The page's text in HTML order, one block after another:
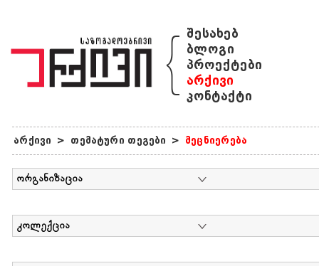
{ შესახებ
ბლოგი
პროექტები
არქივი
კონტაქტი
არქივი > თემატური თეგები > მეცნიერება
ორგანიზაცია
კოლექცია